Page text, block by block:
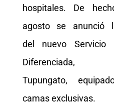
hospitales. De
agosto se anunció
del nuevo Servicio
Tupungato,
camas exclusivas.